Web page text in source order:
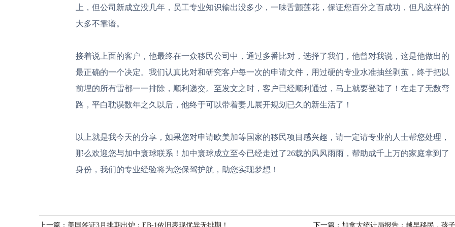
上，但公司新成立没几年，员工专业知识输出没多少，一味舌颤莲花，保证您百分之百成功，但凡这样的
大多不靠谱。
接着说上面的客户，他最终在一众移民公司中，通过多番比对，选择了我们，他曾对我说，这是他做出的
最正确的一个决定。我们认真比对和研究客户每一次的申请文件，用过硬的专业水准抽丝剥茧，终于把以
前埋的所有雷都一一排除，顺利递交。至发文之时，客户已经顺利通过，马上就要登陆了！在走了无数弯
路，平白耽误数年之久以后，他终于可以带着妻儿展开规划已久的新生活了！
以上就是我今天的分享，如果您对申请欧美加等国家的移民项目感兴趣，请一定请专业的人士帮您处理，
那么欢迎您与加中寰球联系！加中寰球成立至今已经走过了26载的风风雨雨，帮助成千上万的家庭拿到了
身份，我们的专业经验将为您保驾护航，助您实现梦想！
上一篇： 美国签证3月排期出炉：EB-1依旧表现优异无排期！ 下一篇： 加拿大统计局报告：越早移民，孩